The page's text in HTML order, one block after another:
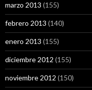
marzo 2013 (155)
febrero 2013 (140)
enero 2013 (155)
diciembre 2012 (155)
noviembre 2012 (150)